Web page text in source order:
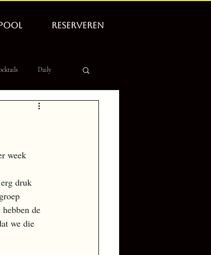
RESERVEREN
Daily
week
druk
de
we die